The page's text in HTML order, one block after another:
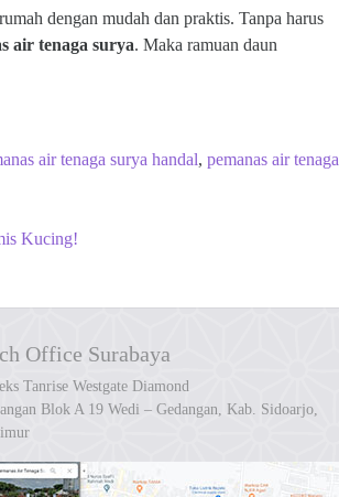
dengan mudah dan praktis. Tanpa harus
air tenaga surya. Maka ramuan daun
air tenaga surya handal, pemanas air tenaga
Kucing!
Office Surabaya
Tanrise Westgate Diamond
Blok A 19 Wedi – Gedangan, Kab. Sidoarjo,